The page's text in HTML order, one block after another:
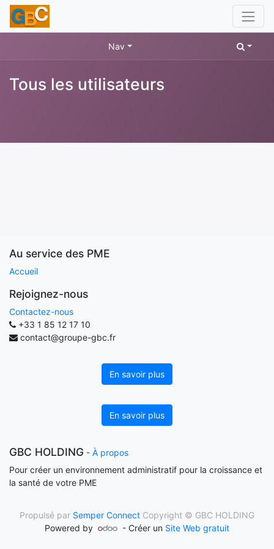
Nav
Tous les utilisateurs
Au service des PME
Accueil
Rejoignez-nous
Contactez-nous
+33 1 85 12 17 10
contact@groupe-gbc.fr
En savoir plus
En savoir plus
GBC HOLDING - À propos
Pour créer un environnement administratif pour la croissance et
la santé de votre PME
Propulsé par Semper Connect Copyright © GBC HOLDING
Powered by
- Créer un Site Web gratuit